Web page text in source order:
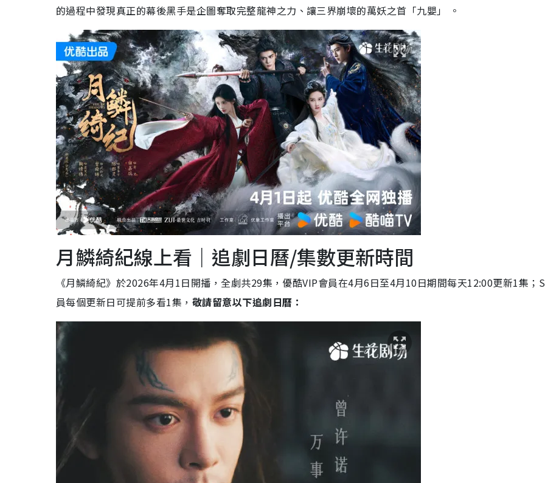
月鱗綺紀線上看｜預告片
的過程中發現真正的幕後黑手是企圖奪取完整龍神之力、讓三界崩壞的萬妖之首「九嬰」 。
月鱗綺紀線上看｜追劇日曆/集數更新時間
《月鱗綺紀》於2026年4月1日開播，全劇共29集，優酷VIP會員在4月6日至4月10日期間每天12:00更新1集；
員每個更新日可提前多看1集， 敬請留意以下追劇日曆：